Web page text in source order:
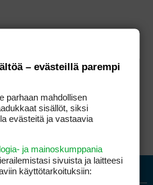
– evästeillä parempi
parhaan mahdollisen
sisällöt, siksi
evästeitä ja vastaavia
ja mainoskumppania
sivuista ja laitteesi
käyttötarkoituksiin: